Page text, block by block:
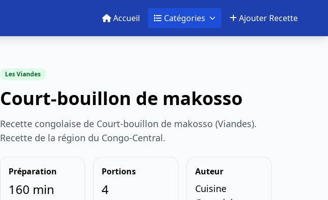
Accueil Catégories Ajouter Recette
Les Viandes
Court-bouillon de makosso
Recette congolaise de Court-bouillon de makosso (Viandes).
Recette de la région du Congo-Central.
Préparation
160 min
Portions
4
Auteur
Cuisine